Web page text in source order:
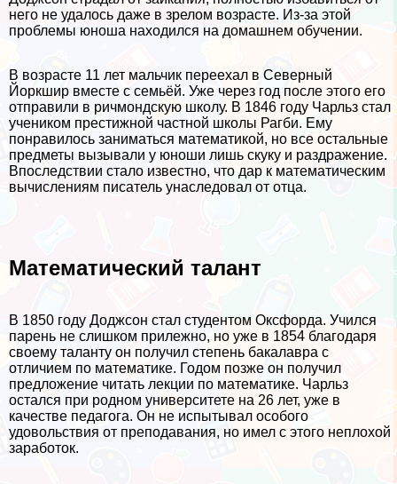
него не удалось даже в зрелом возрасте. Из-за этой
проблемы юноша находился на домашнем обучении.
В возрасте 11 лет мальчик переехал в Северный
Йоркшир вместе с семьёй. Уже через год после этого его
отправили в ричмондскую школу. В 1846 году Чарльз стал
учеником престижной частной школы Рагби. Ему
понравилось заниматься математикой, но все остальные
предметы вызывали у юноши лишь скуку и раздражение.
Впоследствии стало известно, что дар к математическим
вычислениям писатель унаследовал от отца.
Математический талант
В 1850 году Доджсон стал студентом Оксфорда. Учился
парень не слишком прилежно, но уже в 1854 благодаря
своему таланту он получил степень бакалавра с
отличием по математике. Годом позже он получил
предложение читать лекции по математике. Чарльз
остался при родном университете на 26 лет, уже в
качестве педагога. Он не испытывал особого
удовольствия от преподавания, но имел с этого неплохой
заработок.